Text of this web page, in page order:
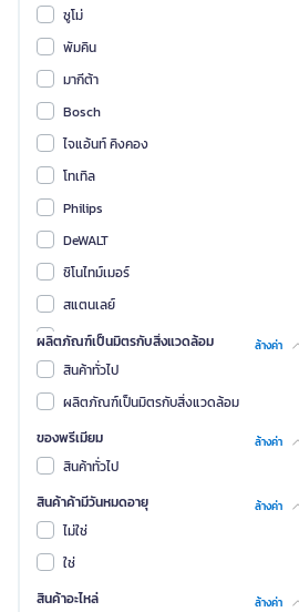
ซูโม่
พัมคิน
มากีต้า
Bosch
ไจแอ้นท์ คิงคอง
โทเทิล
Philips
DeWALT
ชิโนไทม์เมอร์
สแตนเลย์
ASTINA
Dongcheng
HIKOKI
Jadever
Tokai
WAHL
ฉลาม
เดลิ
เสียวหมี่
ผลิตภัณฑ์เป็นมิตรกับสิ่งแวดล้อม ล้างค่า
สินค้าทั่วไป
ผลิตภัณฑ์เป็นมิตรกับสิ่งแวดล้อม
ของพรีเมียม
ล้างค่า
สินค้าทั่วไป
สินค้าค้ามีวันหมดอายุ
ล้างค่า
ไม่ใช่
ใช่
สินค้าอะไหล่
ล้างค่า